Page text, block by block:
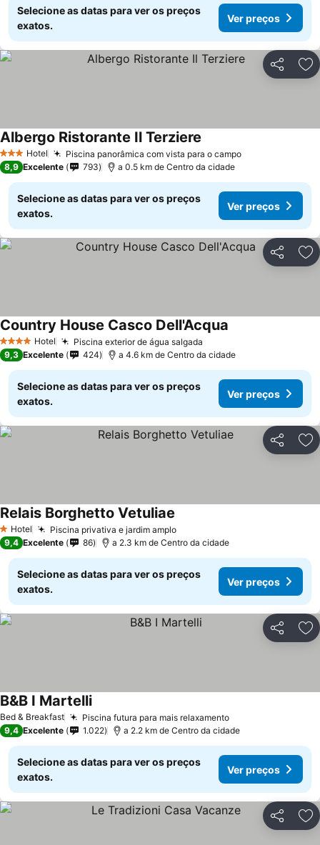
Selecione as datas para ver os preços
exatos.
Ver preços
Partilhar
3 EstrelasHotel Piscina panorâmica com vista para o campoVer preços
Albergo Ristorante Il Terziere
8,9 Excelente 793 a 0.5 km de Centro da cidade
Selecione as datas para ver os preços
exatos.
Ver preços
Partilhar
4 EstrelasHotel Piscina exterior de água salgada
Country House Casco Dell'Acqua
9,3 Excelente 424 a 4.6 km de Centro da cidade
Selecione as datas para ver os preços
exatos.
Ver preços
Partilhar
1 Estrelas
Hotel Piscina privativa e jardim amploVer preços
Relais Borghetto Vetuliae
9,4 Excelente 86 a 2.3 km de Centro da cidade
Selecione as datas para ver os preços
exatos.
Ver preços
Partilhar
Bed & Breakfast Piscina futura para mais relaxamentoVer preços
B&B I MartelliVer preços
9,4 Excelente 1.022 a 2.2 km de Centro da cidade
Selecione as datas para ver os preços
exatos.
Ver preços
Partilhar